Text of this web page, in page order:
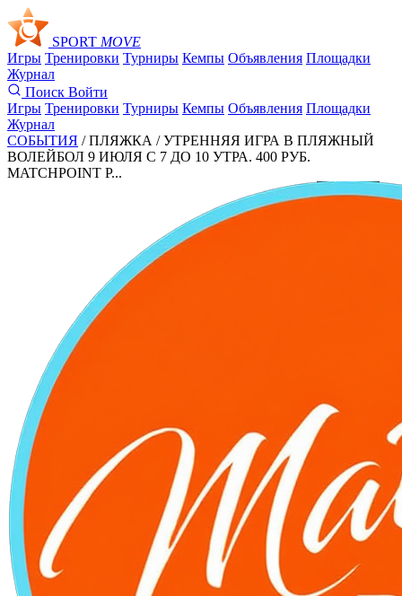
SPORT MOVE
Игры Тренировки Турниры Кемпы Объявления Площадки
Журнал
Поиск Войти
Игры Тренировки Турниры Кемпы Объявления Площадки
Журнал
СОБЫТИЯ / ПЛЯЖКА /УТРЕННЯЯ ИГРА В ПЛЯЖНЫЙ
ВОЛЕЙБОЛ 9 ИЮЛЯ С 7 ДО 10 УТРА. 400 РУБ.
MATCHPOINT Р...